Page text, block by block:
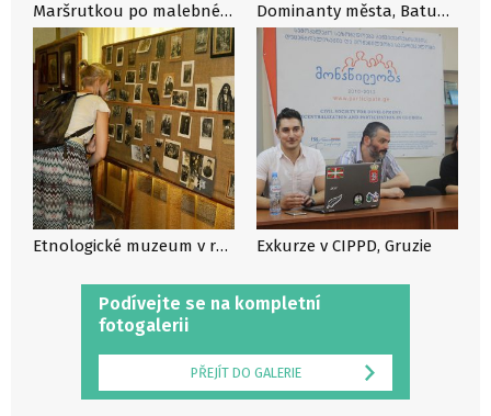
Podívejte se na kompletní
fotogalerii
PŘEJÍT DO GALERIE
Maršrutkou po malebné Gruzii, aneb za rozvojem země plné hor, památek a skvělých lidí Dominanty města, Batumi, Gruzie
Etnologické muzeum v regionu Tušetie Exkurze v CIPPD, Gruzie